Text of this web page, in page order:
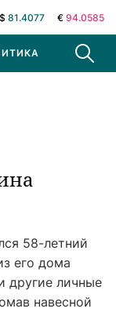
$ 81.4077 € 94.0585
В МИРЕ
58-летний
его дома
другие личные
навесной